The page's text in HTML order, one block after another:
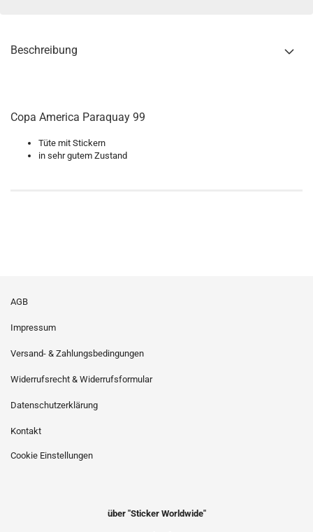
Beschreibung
Copa America Paraquay 99
Tüte mit Stickern
in sehr gutem Zustand
AGB
Impressum
Versand- & Zahlungsbedingungen
Widerrufsrecht & Widerrufsformular
Datenschutzerklärung
Kontakt
Cookie Einstellungen
über "Sticker Worldwide"